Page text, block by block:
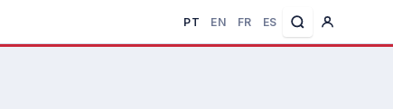
PT EN FR ES